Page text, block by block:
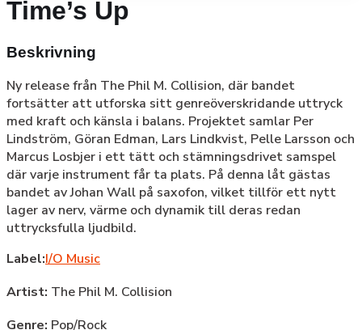
Time’s Up
Beskrivning
Ny release från The Phil M. Collision, där bandet
fortsätter att utforska sitt genreöverskridande uttryck
med kraft och känsla i balans. Projektet samlar Per
Lindström, Göran Edman, Lars Lindkvist, Pelle Larsson och
Marcus Losbjer i ett tätt och stämningsdrivet samspel
där varje instrument får ta plats. På denna låt gästas
bandet av Johan Wall på saxofon, vilket tillför ett nytt
lager av nerv, värme och dynamik till deras redan
uttrycksfulla ljudbild.
Label:I/O Music
Artist: The Phil M. Collision
Genre: Pop/Rock